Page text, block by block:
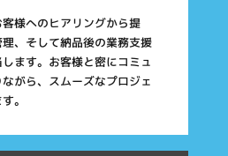
様へのヒアリングから提
、そして納品後の業務支援
ます。お客様と密にコミュ
がら、スムーズなプロジェ
。